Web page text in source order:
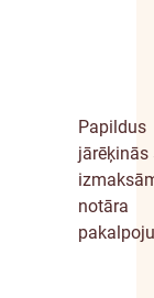
Papildus
jārēķinās
notāra